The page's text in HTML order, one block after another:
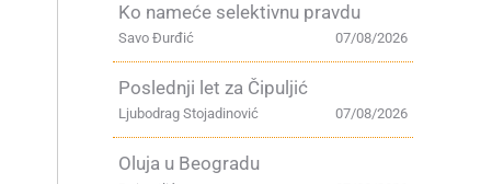
Ko nameće selektivnu pravdu
07/08/2026
Savo Đurđić
Poslednji let za Čipuljić
07/08/2026
Ljubodrag Stojadinović
Oluja u Beogradu